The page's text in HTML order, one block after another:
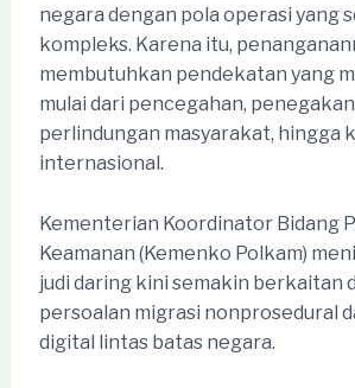
negara dengan pola operasi yang
kompleks. Karena itu,
membutuhkan pendekatan yang
mulai dari pencegahan,
perlindungan masyarakat, hingga
internasional.
Kementerian Koordinator Bidang
Keamanan (Kemenko Polkam)
judi daring kini semakin berkaitan
persoalan migrasi nonprosedural
digital lintas batas negara.